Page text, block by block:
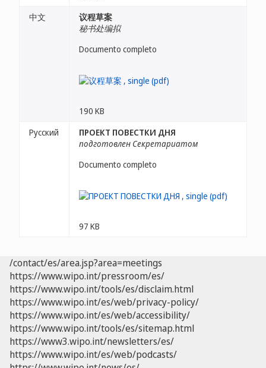
中文
议程草案
秘书处编拟
Documento completo
190 KB
Русский
ПРОЕКТ ПОВЕСТКИ ДНЯ
подготовлен Секретариатом
Documento completo
97 KB
/contact/es/area.jsp?area=meetings
https://www.wipo.int/pressroom/es/
https://www.wipo.int/tools/es/disclaim.html
https://www.wipo.int/es/web/privacy-policy/
https://www.wipo.int/es/web/accessibility/
https://www.wipo.int/tools/es/sitemap.html
https://www3.wipo.int/newsletters/es/
https://www.wipo.int/es/web/podcasts/